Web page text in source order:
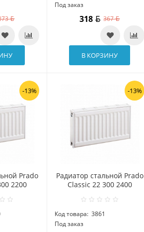
Под заказ
318 367
В КОРЗИНУ
-13%
Prado
2200
-13%
Радиатор стальной Prado
Classic 22 300 2400
Код товара: 3861
Под заказ